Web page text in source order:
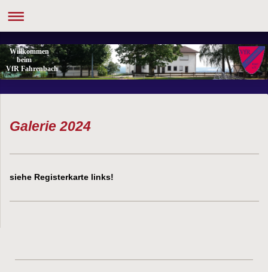
Willkommen
beim
VfR Fahrenbach
Galerie 2024
siehe Registerkarte links!